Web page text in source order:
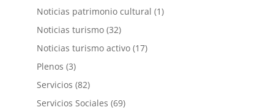
Noticias patrimonio cultural (1)
Noticias turismo(32)
Noticias turismo activo(17)
Plenos (3)
Servicios (82)
Servicios Sociales (69)